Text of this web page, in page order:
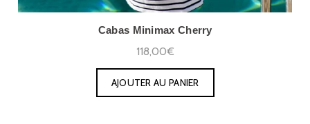
Cabas Minimax Cherry
118,00€
AJOUTER AU PANIER